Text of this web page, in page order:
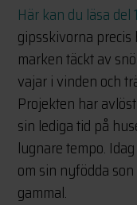
Här kan du läsa del 1
gipsskivorna precis
marken täckt av
vajar i vinden och
Projekten har
sin lediga tid på
lugnare tempo.
om sin nyfödda
gammal.